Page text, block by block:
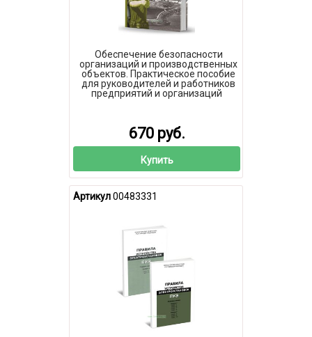
Обеспечение безопасности
организаций и производственных
объектов. Практическое пособие
для руководителей и работников
предприятий и организаций
670 руб.
Купить
Артикул00483331